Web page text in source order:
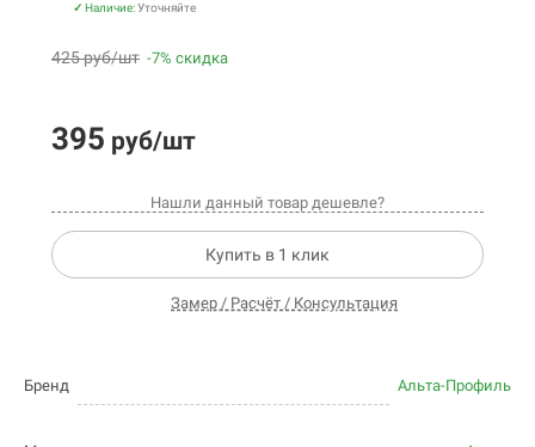
✓ Наличие:Уточняйте
425 руб/шт -7% скидка
395 руб/шт
Нашли данный товар дешевле?
Купить в 1 клик
Замер / Расчёт / Консультация
Бренд Альта-Профиль